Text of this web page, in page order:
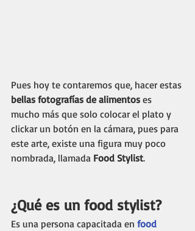
Pues hoy te contaremos que, hacer estas
bellas fotografías de alimentos es
mucho más que solo colocar el plato y
clickar un botón en la cámara, pues para
este arte, existe una figura muy poco
nombrada, llamada Food Stylist.
¿Qué es un food stylist?
Es una persona capacitada en food